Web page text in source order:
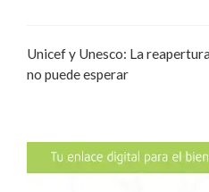
Unicef y Unesco: La
no puede esperar